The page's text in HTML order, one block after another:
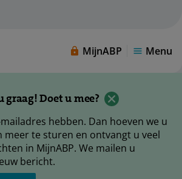
MijnABP Menu
graag! Doet u mee?
hebben. Dan hoeven we u
meer te sturen en ontvangt u veel
in MijnABP. We mailen u
bericht.